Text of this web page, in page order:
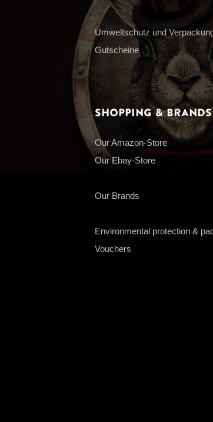
Umweltschutz und
Gutscheine
Shopping & Brands
Our Amazon-Store
Our Ebay-Store
Our Brands
Environmental protection &
Vouchers